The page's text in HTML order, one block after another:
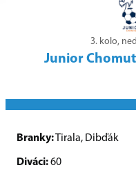
3. kolo,
Junior
Branky:Tirala, Dibďák
Diváci:60